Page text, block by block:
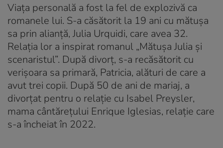
Viața personală a fost la fel de explozivă ca
romanele lui. S-a căsătorit la 19 ani cu mătușa
sa prin alianță, Julia Urquidi, care avea 32.
Relația lor a inspirat romanul „Mătușa Julia și
scenaristul”. După divorț, s-a recăsătorit cu
verișoara sa primară, Patricia, alături de care a
avut trei copii. După 50 de ani de mariaj, a
divorțat pentru o relație cu Isabel Preysler,
mama cântărețului Enrique Iglesias, relație care
s-a încheiat în 2022.